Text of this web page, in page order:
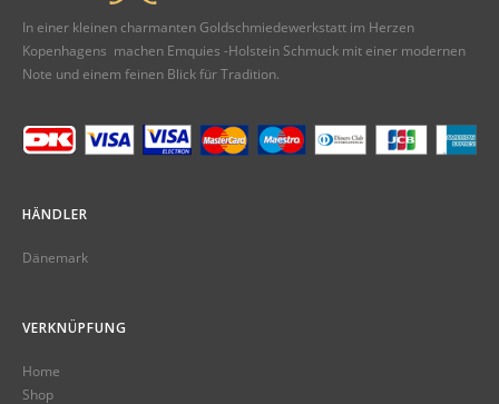
In einer kleinen charmanten Goldschmiedewerkstatt im Herzen
Kopenhagens machen Emquies -Holstein Schmuck mit einer modernen
Note und einem feinen Blick für Tradition.
HÄNDLER
Dänemark
VERKNÜPFUNG
Home
Shop